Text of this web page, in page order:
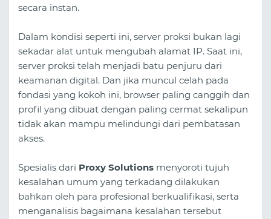
secara instan.
Dalam kondisi seperti ini, server proksi bukan lagi
sekadar alat untuk mengubah alamat IP. Saat ini,
server proksi telah menjadi batu penjuru dari
keamanan digital. Dan jika muncul celah pada
fondasi yang kokoh ini, browser paling canggih dan
profil yang dibuat dengan paling cermat sekalipun
tidak akan mampu melindungi dari pembatasan
akses.
Spesialis dari Proxy Solutions menyoroti tujuh
kesalahan umum yang terkadang dilakukan
bahkan oleh para profesional berkualifikasi, serta
menganalisis bagaimana kesalahan tersebut